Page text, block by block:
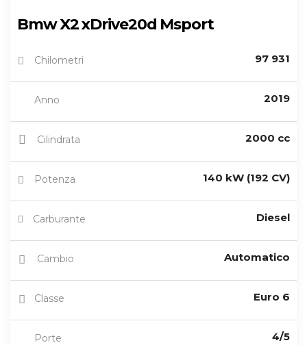
Bmw X2 xDrive20d Msport
Chilometri 97 931
Anno 2019
Cilindrata 2000 cc
Potenza 140 kW (192 CV)
Carburante Diesel
Cambio Automatico
Classe Euro 6
Porte 4/5